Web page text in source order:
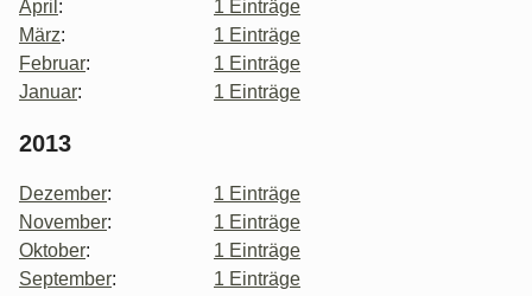
April :
1 Einträge
März:
1 Einträge
Februar:
1 Einträge
Januar: 1 Einträge
2013
Dezember:
1 Einträge
November:
1 Einträge
Oktober:
1 Einträge
September:
1 Einträge